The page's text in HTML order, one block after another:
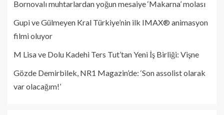
Bornovalı muhtarlardan yoğun mesaiye ‘Makarna’ molası
Gupi ve Gülmeyen Kral Türkiye’nin ilk IMAX® animasyon
filmi oluyor
M Lisa ve Dolu Kadehi Ters Tut’tan Yeni İş Birliği: Vişne
Gözde Demirbilek, NR1 Magazin’de: ‘Son assolist olarak
var olacağım!’